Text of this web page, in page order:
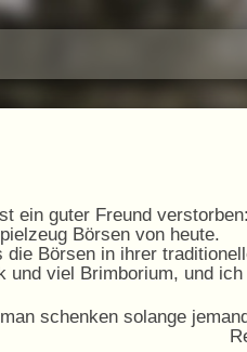
ein guter Freund
Börsen von heute.
die Börsen in ihrer
und viel Brimborium, und
schenken solange